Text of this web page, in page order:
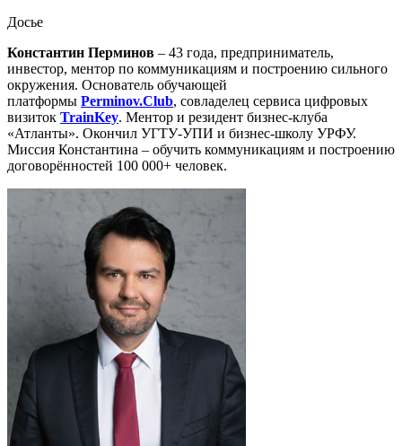
Досье
Константин Перминов – 43 года, предприниматель,
инвестор, ментор по коммуникациям и построению сильного
окружения. Основатель обучающей
платформы Perminov.Club, совладелец сервиса цифровых
визиток TrainKey. Ментор и резидент бизнес-клуба
«Атланты». Окончил УГТУ-УПИ и бизнес-школу УРФУ.
Миссия Константина – обучить коммуникациям и построению
договорённостей 100 000+ человек.